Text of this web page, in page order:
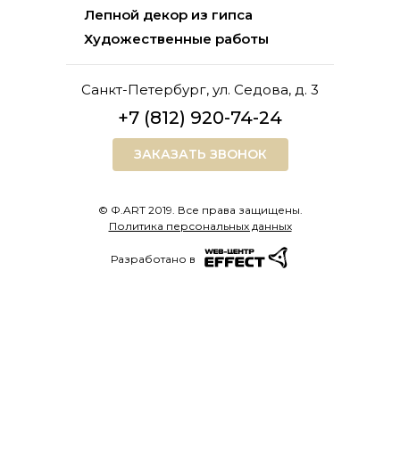
Лепной декор из гипса
Художественные работы
Санкт-Петербург, ул. Седова, д. 3
+7 (812) 920-74-24
ЗАКАЗАТЬ ЗВОНОК
© Ф.ART 2019. Все права защищены.
Политика персональных данных
Разработано в